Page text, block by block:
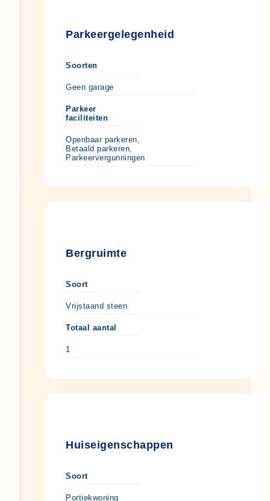
Parkeergelegenheid
Soorten
Geen garage
Parkeer
faciliteiten
Openbaar parkeren,
Betaald parkeren,
Parkeervergunningen
Bergruimte
Soort
Vrijstaand steen
Totaal aantal
1
Huiseigenschappen
Soort
Portiekwoning